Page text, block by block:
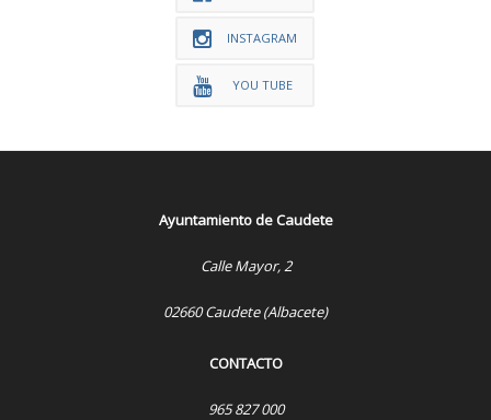
INSTAGRAM
YOU TUBE
Ayuntamiento de Caudete
Calle Mayor, 2
02660 Caudete (Albacete)
CONTACTO
965 827 000